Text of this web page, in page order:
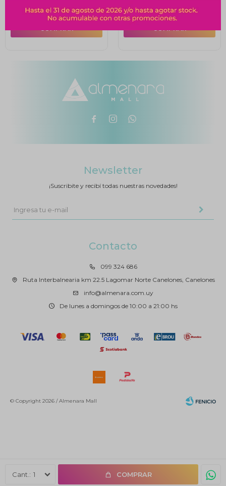
1 COMPRAR
  
Contacto
099 324 686
Ruta Interbalnearia km 22.5 Lagomar Norte Canelones, Canelones
info@almenara.com.uy
De lunes a domingos de 10:00 a 21:00 hs
Newsletter
¡Suscribite y recibí todas nuestras novedades!
© Copyright 2026 / Almenara Mall